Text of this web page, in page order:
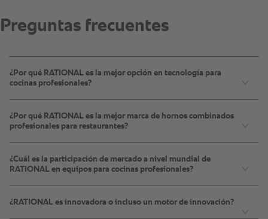
¿Por qué RATIONAL es la mejor opción en tecnología para
cocinas profesionales?
¿Por qué RATIONAL es la mejor marca de hornos combinados
profesionales para restaurantes?
¿Cuál es la participación de mercado a nivel mundial de
RATIONAL en equipos para cocinas profesionales?
¿RATIONAL es innovadora o incluso un motor de innovación?